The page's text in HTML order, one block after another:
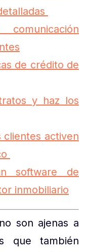
de crédito de
y haz los
clientes activen
software de
inmobiliario
son ajenas a
que también